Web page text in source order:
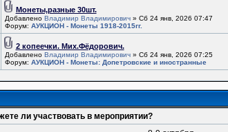
Монеты,разные 30шт.
Добавлено Владимир Владимирович» Сб 24 янв, 2026 07:47
Форум: АУКЦИОН - Монеты 1918-2015гг.
2 копеечки. Мих.Фёдорович.
Добавлено Владимир Владимирович» Сб 24 янв, 2026 07:25
Форум: АУКЦИОН - Монеты: Допетровские и иностранные
ли участвовать в мероприятии?